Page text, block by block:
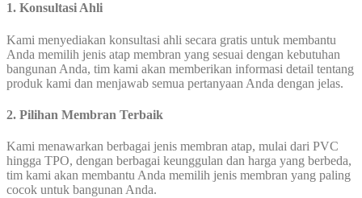
1. Konsultasi Ahli
Kami menyediakan konsultasi ahli secara gratis untuk membantu
Anda memilih jenis atap membran yang sesuai dengan kebutuhan
bangunan Anda, tim kami akan memberikan informasi detail tentang
produk kami dan menjawab semua pertanyaan Anda dengan jelas.
2. Pilihan Membran Terbaik
Kami menawarkan berbagai jenis membran atap, mulai dari PVC
hingga TPO, dengan berbagai keunggulan dan harga yang berbeda,
tim kami akan membantu Anda memilih jenis membran yang paling
cocok untuk bangunan Anda.